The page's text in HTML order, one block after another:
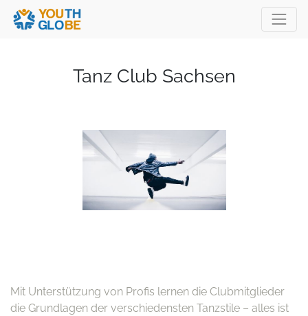
Tanz Club Sachsen
Mit Unterstützung von Profis lernen die Clubmitglieder
die Grundlagen der verschiedensten Tanzstile – alles ist